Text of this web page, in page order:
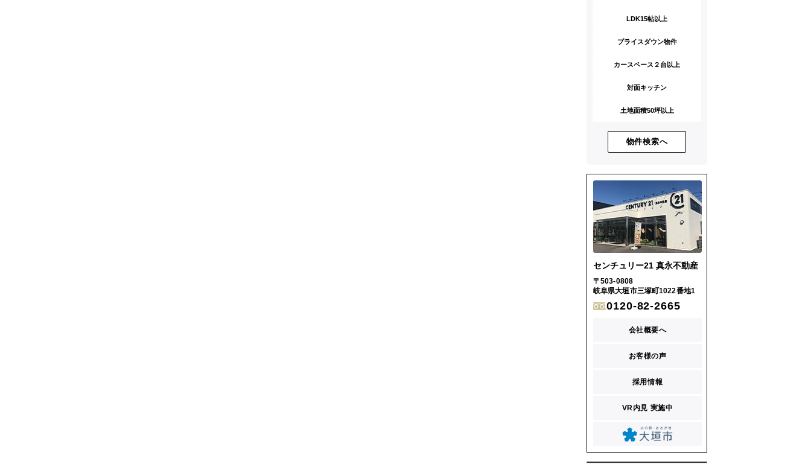
LDK15帖以上
プライスダウン物件
カースペース２台以上
対面キッチン
土地面積50坪以上
物件検索へ
センチュリー21 真永不動産
〒503-0808
岐阜県大垣市三塚町1022番地1
0120-82-2665
会社概要へ
お客様の声
採用情報
VR内見 実施中